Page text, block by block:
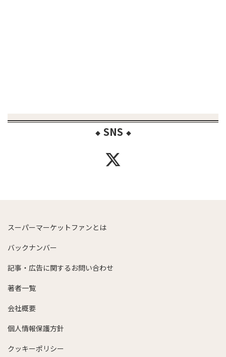
◆ SNS ◆
スーパーマーケットファンとは
バックナンバー
記事・広告に関するお問い合わせ
著者一覧
会社概要
個人情報保護方針
クッキーポリシー